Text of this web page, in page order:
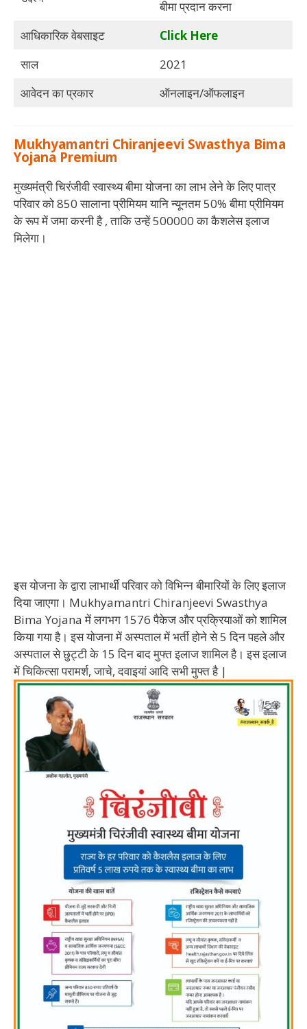
बीमा प्रदान करना
आधिकारिक वेबसाइट
Click Here
साल
2021
आवेदन का प्रकार
ऑनलाइन/ऑफलाइन
Mukhyamantri Chiranjeevi Swasthya Bima
Yojana Premium
मुख्यमंत्री चिरंजीवी स्वास्थ्य बीमा योजना का लाभ लेने के लिए पात्र
परिवार को 850 सालाना प्रीमियम यानि न्यूनतम 50% बीमा प्रीमियम
के रूप में जमा करनी है , ताकि उन्हें 500000 का कैशलेस इलाज
मिलेगा।
इस योजना के द्वारा लाभार्थी परिवार को विभिन्न बीमारियों के लिए इलाज
दिया जाएगा। Mukhyamantri Chiranjeevi Swasthya
Bima Yojana में लगभग 1576 पैकेज और प्रक्रियाओं को शामिल
किया गया है। इस योजना में अस्पताल में भर्ती होने से 5 दिन पहले और
अस्पताल से छुट्टी के 15 दिन बाद मुफ्त इलाज शामिल है। इस इलाज
में चिकित्सा परामर्श, जाचे, दवाइयां आदि सभी मुफ्त है |